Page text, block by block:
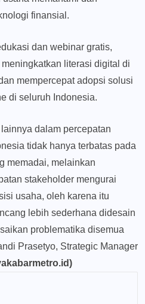
finansial.
dan webinar gratis,
literasi digital di
mempercepat adopsi solusi
di seluruh Indonesia.
dalam percepatan
tidak hanya terbatas pada
memadai, melainkan
stakeholder mengurai
usaha, oleh karena itu
lebih sederhana didesain
problematika disemua
Prasetyo, Strategic Manager